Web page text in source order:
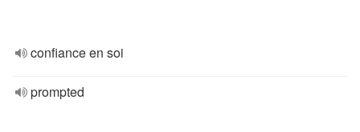
confiance en soi
prompted